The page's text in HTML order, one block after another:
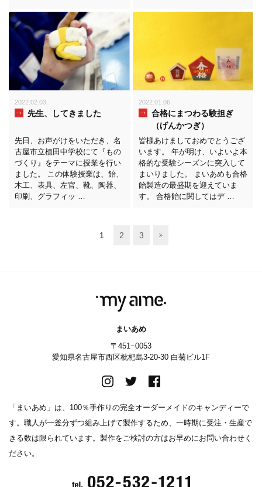
2022.02.03
先生、してきました
先日、お声がけをいただき、名
古屋市立植田中学校にて『もの
づくり』をテーマに授業を行い
ました。 この体験授業は、飴、
木工、表具、左官、靴、陶器、
印刷、グラフィッ …
2022.01.06
合格にまつわる験担ぎ
（げんかつぎ）
皆様あけましておめでとうござ
います。 年が明け、いよいよ本
格的な受験シーズンに突入して
まいりました。 まいあめも合格
飴製造の最盛期を迎えていま
す。 合格飴に関してはデ …
1 2 3
まいあめ
〒451−0053
愛知県名古屋市西区枇杷島3-20-30 白菊ビル1F
「まいあめ」は、100％手作りの完全オーダーメイドのキャンディーで
す。職人が一釜分ずつ組み上げて製作するため、一時期に受注・生産で
きる数は限られています。製作をご検討の方はお早めにお問い合わせく
ださい。